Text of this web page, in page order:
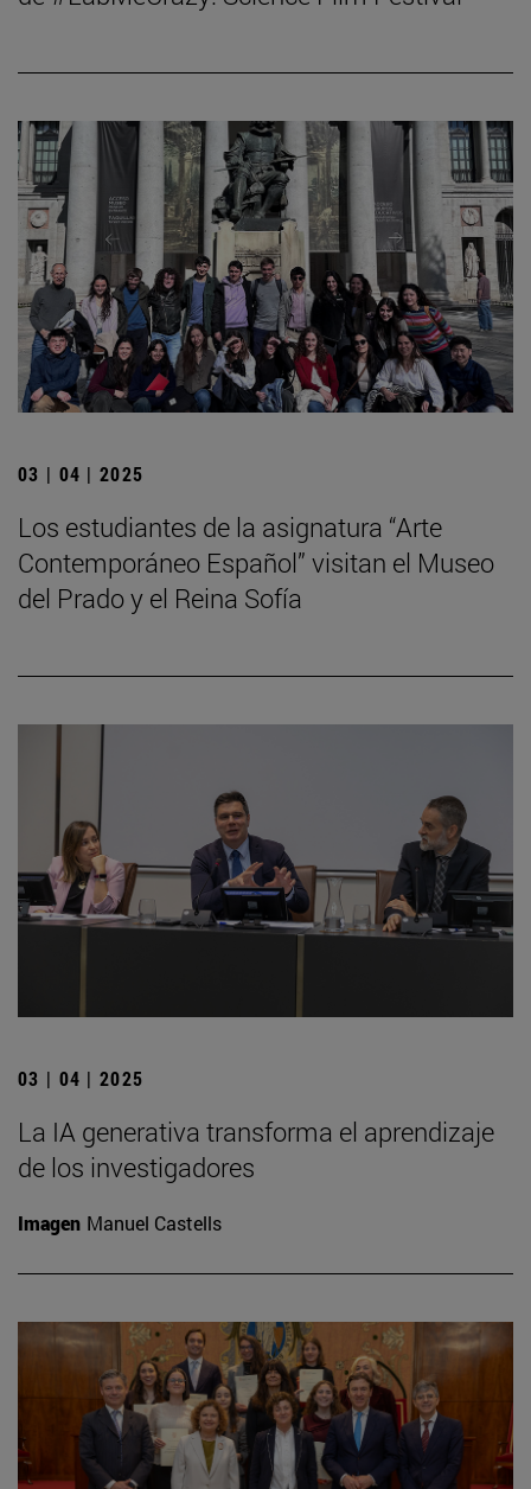
03 | 04 | 2025
Los estudiantes de la asignatura “Arte
Contemporáneo Español” visitan el Museo
del Prado y el Reina Sofía
03 | 04 | 2025
La IA generativa transforma el aprendizaje
de los investigadores
Imagen Manuel Castells